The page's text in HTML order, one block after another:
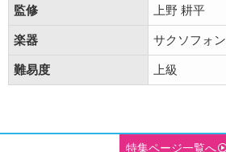
監修 上野 耕平
楽器 サクソフォン
難易度 上級
特集ページ一覧へ